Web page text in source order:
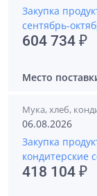
Закупка
сентябрь-
604 734 ₽
Место
Мука, хлеб,
06.08.2026
Закупка
кондитерские
418 104 ₽